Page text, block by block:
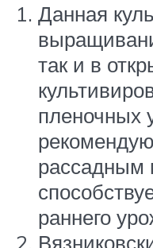
Данная
так и в
пленочных
рассадным
раннего